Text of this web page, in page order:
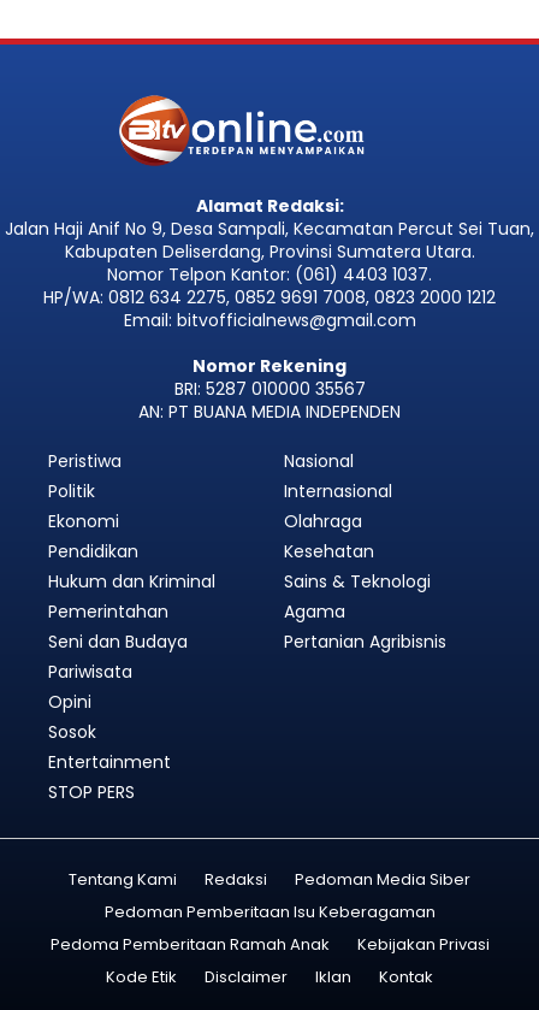
Alamat Redaksi:
Jalan Haji Anif No 9, Desa Sampali, Kecamatan Percut Sei Tuan,
Kabupaten Deliserdang, Provinsi Sumatera Utara.
Nomor Telpon Kantor: (061) 4403 1037.
HP/WA: 0812 634 2275, 0852 9691 7008, 0823 2000 1212
Email: bitvofficialnews@gmail.com
Nomor Rekening
BRI: 5287 010000 35567
AN: PT BUANA MEDIA INDEPENDEN
Peristiwa
Politik
Ekonomi
Pendidikan
Hukum dan Kriminal
Pemerintahan
Nasional
Internasional
Olahraga
Kesehatan
Sains & Teknologi
Agama
Seni dan Budaya
Pariwisata
Opini
Sosok
Entertainment
STOP PERS
Pertanian Agribisnis
Tentang Kami Redaksi
Pedoman Media Siber
Pedoman Pemberitaan Isu Keberagaman
Pedoma Pemberitaan Ramah Anak
Kebijakan Privasi
Kode Etik
Disclaimer Iklan Kontak